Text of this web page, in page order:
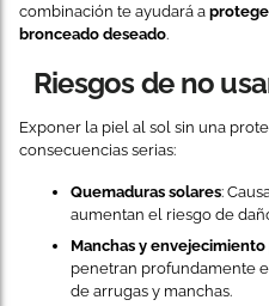
combinación te ayudará a
bronceado deseado.
Riesgos de no
Exponer la piel al sol sin una
consecuencias serias:
Quemaduras solares:
aumentan el riesgo de
Manchas y
penetran profundamente
de arrugas y manchas.